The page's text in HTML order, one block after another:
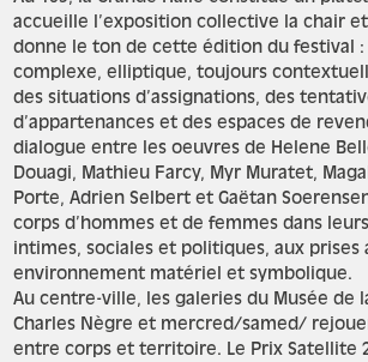
accueille l’exposition collective la chair
donne le ton de cette édition du festival
complexe, elliptique, toujours
des situations d’assignations, des
d’appartenances et des espaces de
dialogue entre les oeuvres de Helene
Douagi, Mathieu Farcy, Myr Muratet,
Porte, Adrien Selbert et Gaëtan
corps d’hommes et de femmes dans
intimes, sociales et politiques, aux prises
environnement matériel et symbolique.
Au centre-ville, les galeries du Musée de
Charles Nègre et mercred/samed/
entre corps et territoire. Le Prix Satellite